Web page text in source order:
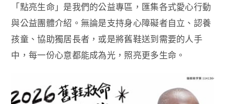
「點亮生命」是我們的公益專區，匯集各式愛心行動
與公益團體介紹。無論是支持身心障礙者自立、認養
孩童、協助獨居長者，或是將舊鞋送到需要的人手
中，每一份心意都能成為光，照亮更多生命。